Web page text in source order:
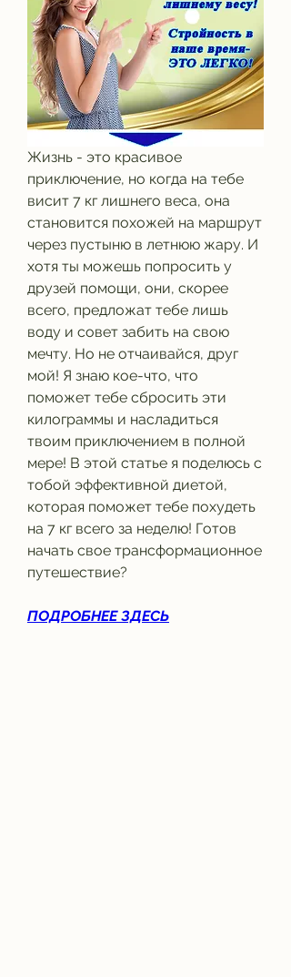
Жизнь - это красивое
приключение, но когда на тебе
висит 7 кг лишнего веса, она
становится похожей на маршрут
через пустыню в летнюю жару. И
хотя ты можешь попросить у
друзей помощи, они, скорее
всего, предложат тебе лишь
воду и совет забить на свою
мечту. Но не отчаивайся, друг
мой! Я знаю кое-что, что
поможет тебе сбросить эти
килограммы и насладиться
твоим приключением в полной
мере! В этой статье я поделюсь с
тобой эффективной диетой,
которая поможет тебе похудеть
на 7 кг всего за неделю! Готов
начать свое трансформационное
путешествие?
ПОДРОБНЕЕ ЗДЕСЬ